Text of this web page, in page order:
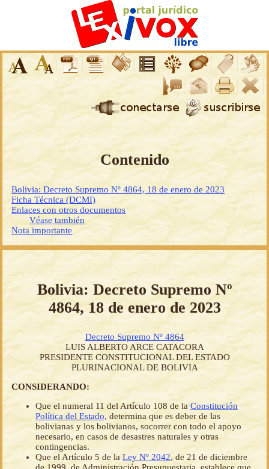
Contenido
Bolivia: Decreto Supremo Nº 4864, 18 de enero de 2023
Ficha Técnica (DCMI)
Enlaces con otros documentos
Véase también
Nota importante
Bolivia: Decreto Supremo Nº
4864, 18 de enero de 2023
Decreto Supremo Nº 4864
LUIS ALBERTO ARCE CATACORA
PRESIDENTE CONSTITUCIONAL DEL ESTADO
PLURINACIONAL DE BOLIVIA
CONSIDERANDO:
Que el numeral 11 del Artículo 108 de la Constitución
Política del Estado, determina que es deber de las
bolivianas y los bolivianos, socorrer con todo el apoyo
necesario, en casos de desastres naturales y otras
contingencias.
Que el Artículo 5 de la Ley Nº 2042, de 21 de diciembre